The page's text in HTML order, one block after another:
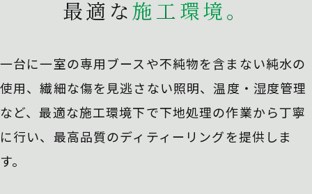
最適な施 工環境。
一台に一室の専用ブースや不純物を含まない純水の
使用、繊細な傷を見逃さない照明、温度・湿度管理
など、最適な施工環境下で下地処理の作業から丁寧
に行い、 最高品質のディティーリングを提供しま
す。